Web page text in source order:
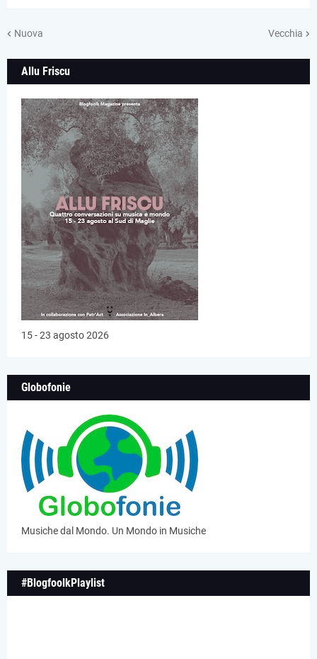
Nuova Vecchia
Allu Friscu
15 - 23 agosto 2026
Globofonie
Musiche dal Mondo. Un Mondo in Musiche
#BlogfoolkPlaylist